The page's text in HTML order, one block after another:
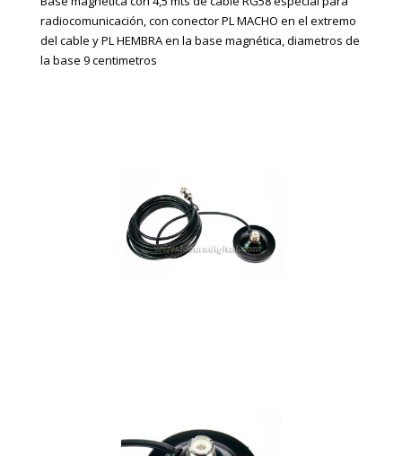
radiocomunicación, con conector PL MACHO en el extremo
del cable y PL HEMBRA en la base magnética, diametros de
la base 9 centimetros